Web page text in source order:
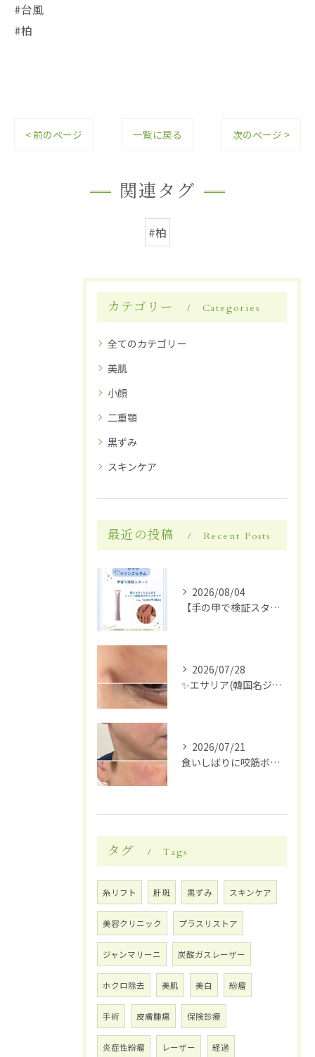
#台風
#柏
< 前のページ 一覧に戻る 次のページ >
関連タグ
#柏
カテゴリー Categories
全てのカテゴリー
美肌
小顔
二重顎
黒ずみ
スキンケア
最近の投稿 Recent Posts
2026/08/04
【手の甲で検証スタート】✋✨
2026/07/28
✨エサリア(韓国名ジュブアセル)導入します✨
2026/07/21
食いしばりに咬筋ボトックス
タグ Tags
糸リフト 肝斑 黒ずみ スキンケア
美容クリニック プラスリストア
ジャンマリーニ 炭酸ガスレーザー
ホクロ除去 美肌 美白 紛瘤
手術 皮膚腫瘍 保険診療
炎症性紛瘤 レーザー 経過